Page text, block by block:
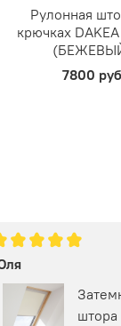
Рулонная
крючках
7800 руб
штора